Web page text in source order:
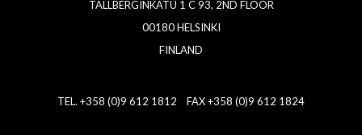
TALLBERGINKATU 1 C 93, 2ND FLOOR
00180 HELSINKI
FINLAND
TEL. +358 (0)9 612 1812 FAX +358 (0)9 612 1824